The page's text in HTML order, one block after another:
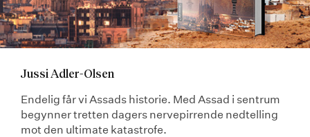
Jussi Adler-Olsen
Endelig får vi Assads historie. Med Assad i sentrum
begynner tretten dagers nervepirrende nedtelling
mot den ultimate katastrofe.